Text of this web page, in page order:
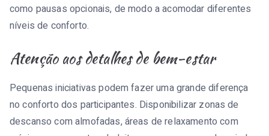
como pausas opcionais, de modo a acomodar diferentes
níveis de conforto.
Atenção aos detalhes de bem-estar
Pequenas iniciativas podem fazer uma grande diferença
no conforto dos participantes. Disponibilizar zonas de
descanso com almofadas, áreas de relaxamento com